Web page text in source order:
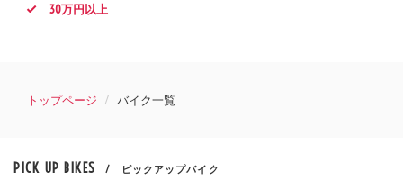
30万円以上
トップページ バイク一覧
PICK UP BIKES / ピックアップバイク